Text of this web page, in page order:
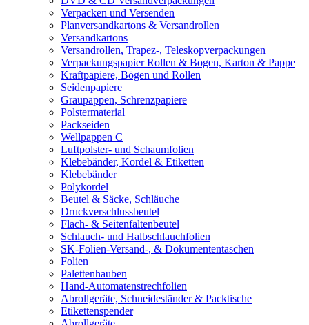
Verpacken und Versenden
Planversandkartons & Versandrollen
Versandkartons
Versandrollen, Trapez-, Teleskopverpackungen
Verpackungspapier Rollen & Bogen, Karton & Pappe
Kraftpapiere, Bögen und Rollen
Seidenpapiere
Graupappen, Schrenzpapiere
Polstermaterial
Packseiden
Wellpappen C
Luftpolster- und Schaumfolien
Klebebänder, Kordel & Etiketten
Klebebänder
Polykordel
Beutel & Säcke, Schläuche
Druckverschlussbeutel
Flach- & Seitenfaltenbeutel
Schlauch- und Halbschlauchfolien
SK-Folien-Versand-, & Dokumententaschen
Folien
Palettenhauben
Hand-Automatenstrechfolien
Abrollgeräte, Schneideständer & Packtische
Etikettenspender